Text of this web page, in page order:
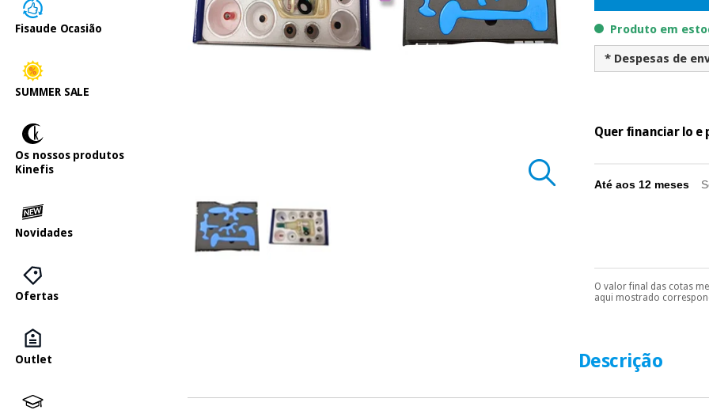
Fisaude Ocasião
SUMMER SALE
Os nossos produtos
Kinefis
Novidades
Ofertas
Outlet
Produto em
* Despesas de
Quer financiar lo e
Até aos 12 meses
Pode escolhê-lo no
Só precisará do
Muito
O valor final das cotas
aqui mostrado
Descrição